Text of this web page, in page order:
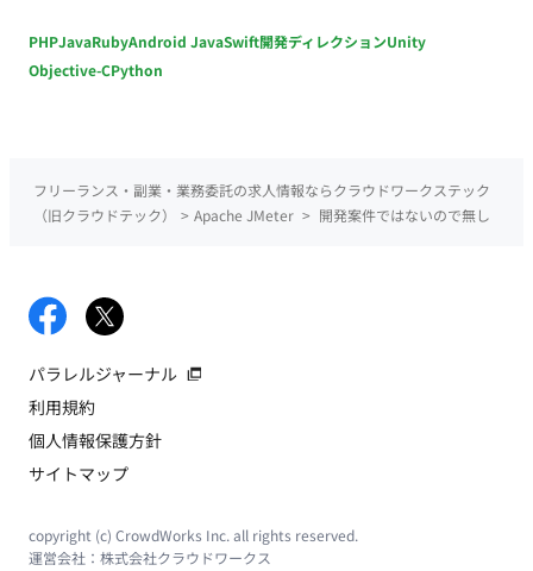
PHPJavaRubyAndroid JavaSwift開発ディレクションUnity
Objective-CPython
フリーランス・副業・業務委託の求人情報ならクラウドワークステック
（旧クラウドテック）
> Apache JMeter > 開発案件ではないので無し
パラレルジャーナル
利用規約
個人情報保護方針
サイトマップ
copyright (c) CrowdWorks Inc. all rights reserved.
運営会社： 株式会社クラウドワークス